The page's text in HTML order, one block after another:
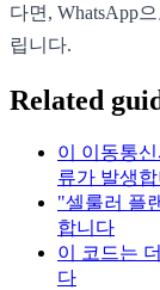
다면, WhatsApp
립니다.
Related
이 이동통
류가 발생
"셀룰러 플
합니다
이 코드는
다